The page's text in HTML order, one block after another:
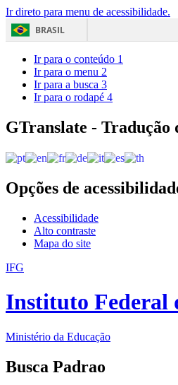
Ir direto para menu de acessibilidade.
BRASIL
Ir para o conteúdo 1
Ir para o menu 2
Ir para a busca 3
Ir para o rodapé 4
GTranslate - Tradução
Opções de
Acessibilidade
Alto contraste
Mapa do site
IFG
Instituto Federal
Ministério da Educação
Busca Padrao